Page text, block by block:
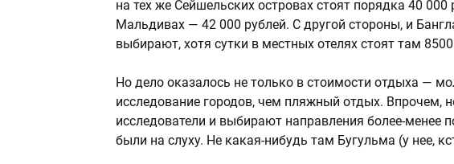
на тех же Сейшельских островах стоят порядка 40
Мальдивах — 42 000 рублей. С другой стороны, и
выбирают, хотя сутки в местных отелях стоят там
Но дело оказалось не только в стоимости отдыха —
исследование городов, чем пляжный отдых. Впрочем,
исследователи и выбирают направления более-менее
были на слуху. Не какая-нибудь там Бугульма (у нее,